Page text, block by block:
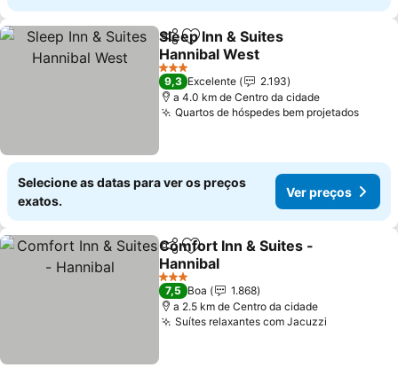
PartilharAdicionar aos favoritos
Sleep Inn & Suites
Hannibal West
3 Estrelas
9,3 Excelente
2.193
a 4.0 km de Centro da cidade
Quartos de hóspedes bem projetados
Selecione as datas para ver os preços
exatos.
Ver preços
PartilharAdicionar aos favoritos
Comfort Inn & Suites -
Hannibal
3 Estrelas
7,5 Boa
1.868
a 2.5 km de Centro da cidade
Suítes relaxantes com Jacuzzi